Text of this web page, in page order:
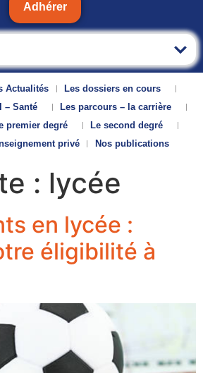
Adhérer
Actualités
Les dossiers en cours
– Santé
Les parcours – la carrière
premier degré
Le second degré
privé Nos publications
: lycée
en lycée :
éligibilité à